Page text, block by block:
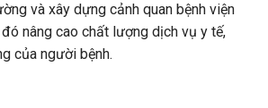
và xây dựng cảnh quan bệnh viện
nâng cao chất lượng dịch vụ y tế,
của người bệnh.